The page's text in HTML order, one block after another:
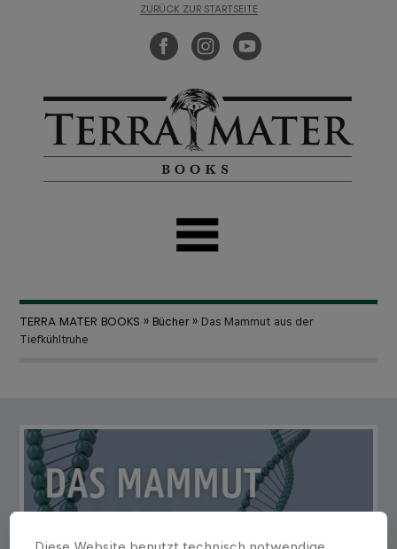
ZURÜCK ZUR STARTSEITE
TERRA MATER BOOKS » Bücher» Das Mammut aus der
Tiefkühltruhe